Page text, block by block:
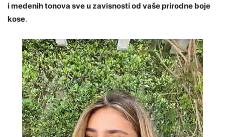
i medenih tonova sve u zavisnosti od vaše prirodne boje
kose.